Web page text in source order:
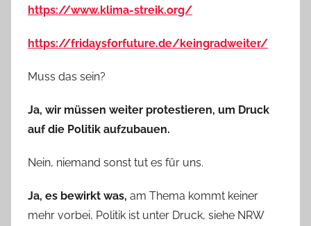
https://www.klima-streik.org/
https://fridaysforfuture.de/keingradweiter/
Muss das sein?
Ja, wir müssen weiter protestieren, um Druck
auf die Politik aufzubauen.
Nein, niemand sonst tut es für uns.
Ja, es bewirkt was, am Thema kommt keiner
mehr vorbei, Politik ist unter Druck, siehe NRW